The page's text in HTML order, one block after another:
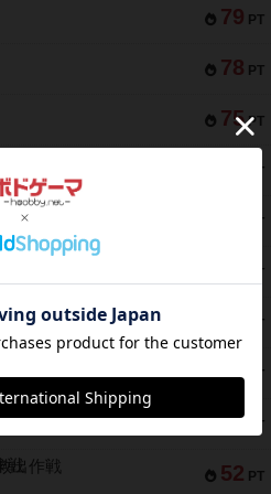
79 PT
78 PT
75 PT
PT
PT
PT
PT
59 PT
58 PT
52 PT
出作戦